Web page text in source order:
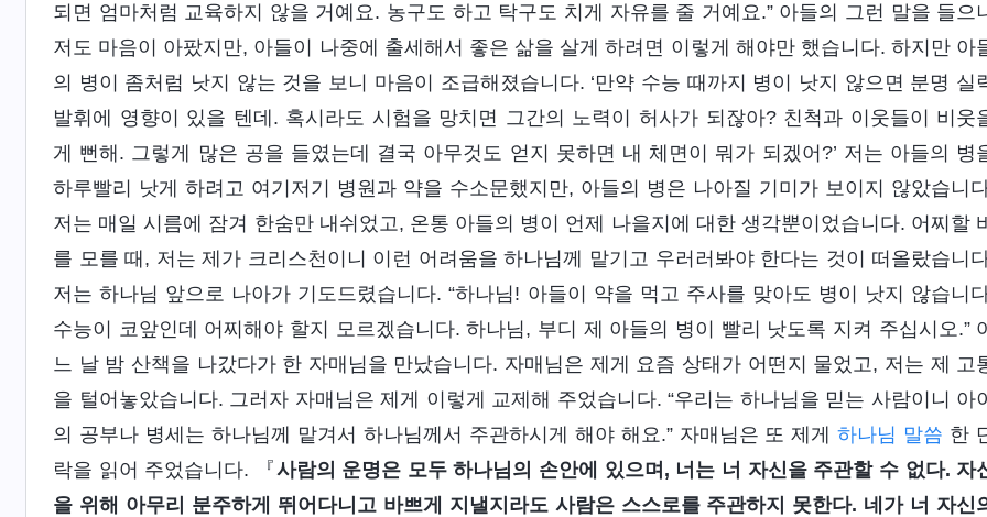
되면 엄마처럼 교육하지 않을 거예요. 농구도 하고 탁구도 치게 자유를 줄 거예요.” 아들의 그런 말을 들으
저도 마음이 아팠지만, 아들이 나중에 출세해서 좋은 삶을 살게 하려면 이렇게 해야만 했습니다. 하지만 아
의 병이 좀처럼 낫지 않는 것을 보니 마음이 조급해졌습니다. ‘만약 수능 때까지 병이 낫지 않으면 분명 실
발휘에 영향이 있을 텐데. 혹시라도 시험을 망치면 그간의 노력이 허사가 되잖아? 친척과 이웃들이 비웃
게 뻔해. 그렇게 많은 공을 들였는데 결국 아무것도 얻지 못하면 내 체면이 뭐가 되겠어?’ 저는 아들의 병
하루빨리 낫게 하려고 여기저기 병원과 약을 수소문했지만, 아들의 병은 나아질 기미가 보이지 않았습니
저는 매일 시름에 잠겨 한숨만 내쉬었고, 온통 아들의 병이 언제 나을지에 대한 생각뿐이었습니다. 어찌할
를 모를 때, 저는 제가 크리스천이니 이런 어려움을 하나님께 맡기고 우러러봐야 한다는 것이 떠올랐습니
저는 하나님 앞으로 나아가 기도드렸습니다. “하나님! 아들이 약을 먹고 주사를 맞아도 병이 낫지 않습니
수능이 코앞인데 어찌해야 할지 모르겠습니다. 하나님, 부디 제 아들의 병이 빨리 낫도록 지켜 주십시오.”
느 날 밤 산책을 나갔다가 한 자매님을 만났습니다. 자매님은 제게 요즘 상태가 어떤지 물었고, 저는 제 고
을 털어놓았습니다. 그러자 자매님은 제게 이렇게 교제해 주었습니다. “우리는 하나님을 믿는 사람이니 아이
의 공부나 병세는 하나님께 맡겨서 하나님께서 주관하시게 해야 해요.” 자매님은 또 제게하나님 말씀 한
락을 읽어 주었습니다. 『사람의 운명은 모두 하나님의 손안에 있으며, 너는 너 자신을 주관할 수 없다. 자
을 위해 아무리 분주하게 뛰어다니고 바쁘게 지낼지라도 사람은 스스로를 주관하지 못한다. 네가 너 자신